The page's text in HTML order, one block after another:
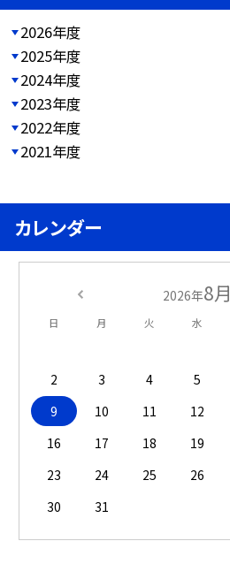
2026年度
2025年度
2024年度
2023年度
2022年度
2021年度
カレンダー
2026年8月
日 月 火 水
2
3 4 5
9
10 11 12
16
17 18 19
23
24 25 26
30
31